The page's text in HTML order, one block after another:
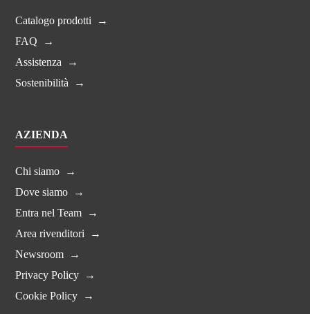
Catalogo prodotti
FAQ
Assistenza
Sostenibilità
AZIENDA
Chi siamo
Dove siamo
Entra nel Team
Area rivenditori
Newsroom
Privacy Policy
Cookie Policy